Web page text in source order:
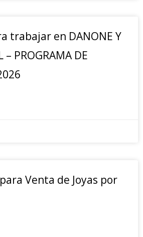
trabajar en DANONE Y
– PROGRAMA DE
Venta de Joyas por